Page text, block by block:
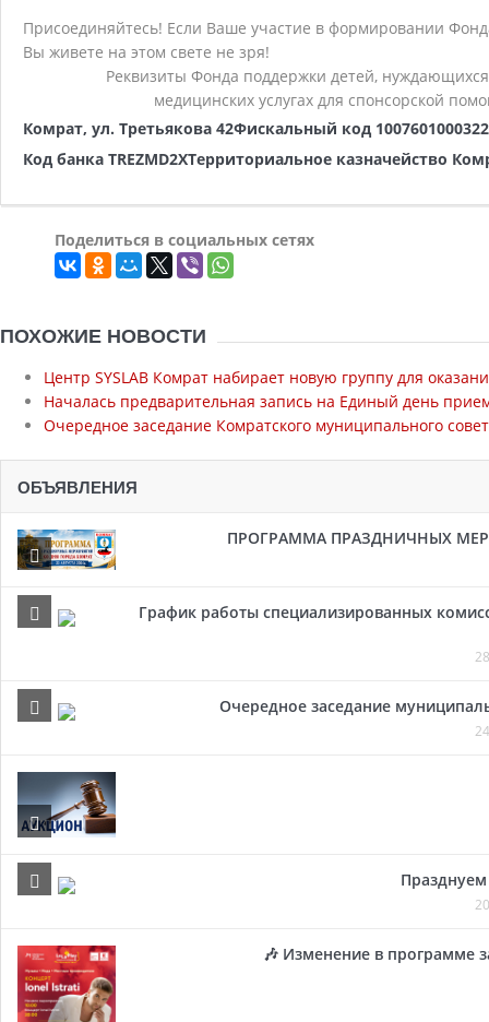
Присоединяйтесь! Если Ваше участие в формировании
Вы живете на этом свете не зря!
Реквизиты Фонда поддержки детей, нуждающихся
медицинских услугах для спонсорской
Комрат, ул. Третьякова 42Фискальный код 1007601000322
Код банка TREZMD2XТерриториальное казначейство
Поделиться в социальных сетях
ПОХОЖИЕ НОВОСТИ
Центр SYSLAB Комрат набирает новую группу для
Началась предварительная запись на Единый день
Очередное заседание Комратского муниципального
ОБЪЯВЛЕНИЯ
ПРОГРАММА ПРАЗДНИЧНЫХ
График работы специализированных
Очередное заседание
Празднуем
🎶 Изменение в программе